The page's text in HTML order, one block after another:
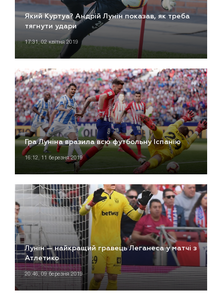
Який Куртуа? Андрій Лунін показав, як треба
тягнути удари
17:31, 02 квітня 2019
Гра Луніна вразила всю футбольну Іспанію
16:12, 11 березня 2019
Лунін — найкращий гравець Леганеса у матчі з
Атлетико
20:46, 09 березня 2019